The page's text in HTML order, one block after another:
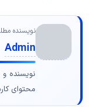
نویسنده
Admin
نویسنده و
محتوای